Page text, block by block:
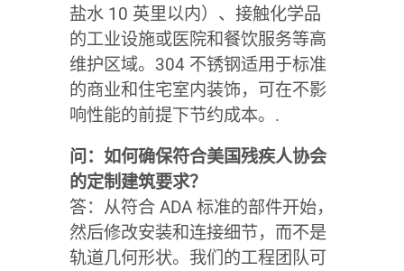
盐水 10 英里以内）、接触化学品
的工业设施或医院和餐饮服务等高
维护区域。304 不锈钢适用于标准
的商业和住宅室内装饰，可在不影
响性能的前提下节约成本。.
问：如何确保符合美国残疾人协会
的定制建筑要求？
答：从符合 ADA 标准的部件开始，
然后修改安装和连接细节，而不是
轨道几何形状。我们的工程团队可